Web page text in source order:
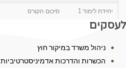
יחידת לימוד 1 סיכום הקורס
לעסקים
ניהול משרד במיקור חוץ
הכשרות והדרכות אדמיניסטרטיביות